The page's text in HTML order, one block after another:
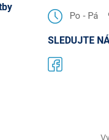
Po - Pá
SLEDUJTE